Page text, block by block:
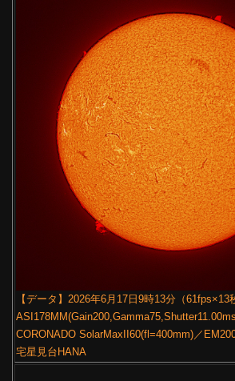
【データ】2026年6月17日9時13分（61fps×13
CORONADO SolarMaxII60(fl=400mm)／
宅星見台HANA